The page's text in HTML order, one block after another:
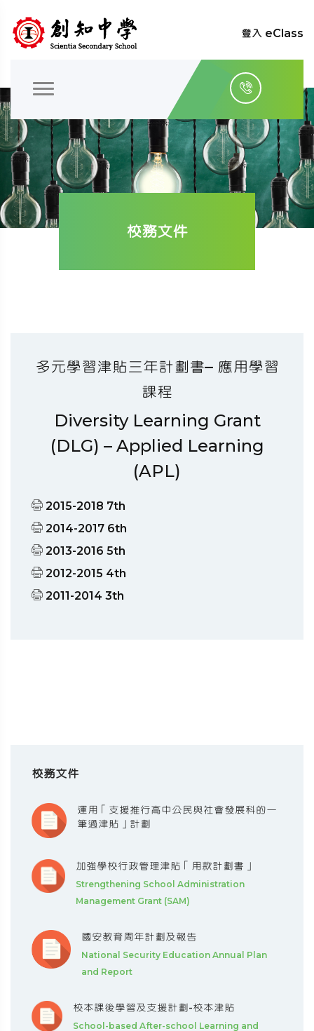
登入 eClass
校務文件
多元學習津貼三年計劃書– 應用學習
課程
Diversity Learning Grant
(DLG) – Applied Learning
(APL)
2015-2018 7th
2014-2017 6th
2013-2016 5th
2012-2015 4th
2011-2014 3th
校務文件
運用「支援推行高中公民與社會發展科的一
筆過津貼」計劃
加強學校行政管理津貼「用款計劃書」
Strengthening School Administration
Management Grant (SAM)
國安教育周年計劃及報告
National Security Education Annual Plan
and Report
校本課後學習及支援計劃-校本津貼
School-based After-school Learning and